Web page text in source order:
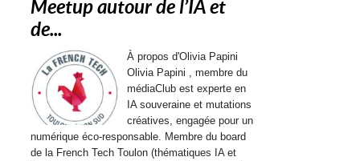
Meetup autour de l’IA et
de...
À propos d'Olivia Papini
Olivia Papini , membre du
médiaClub est experte en
IA souveraine et mutations
créatives, engagée pour un
numérique éco-responsable. Membre du board
de la French Tech Toulon (thématiques IA et